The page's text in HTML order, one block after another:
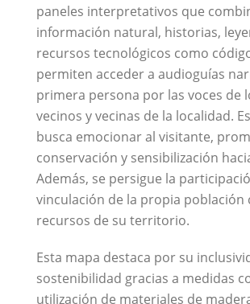
paneles interpretativos que
información natural, historias,
recursos tecnológicos como
permiten acceder a audioguías
primera persona por las voces de
vecinos y vecinas de la localidad.
busca emocionar al visitante,
conservación y sensibilización
Además, se persigue la
vinculación de la propia población
recursos de su territorio.
Esta mapa destaca por su
sostenibilidad gracias a medidas
utilización de materiales de